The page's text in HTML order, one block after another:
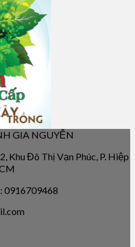
GIA NGUYỄN
Khu Đô Thị Vạn Phúc, P. Hiệp
0916709468